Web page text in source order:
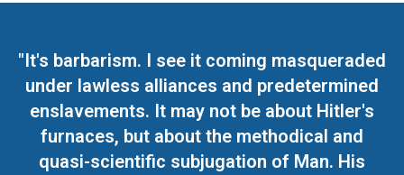
"It's barbarism. I see it coming masqueraded
under lawless alliances and predetermined
enslavements. It may not be about Hitler's
furnaces, but about the methodical and
quasi-scientific subjugation of Man. His